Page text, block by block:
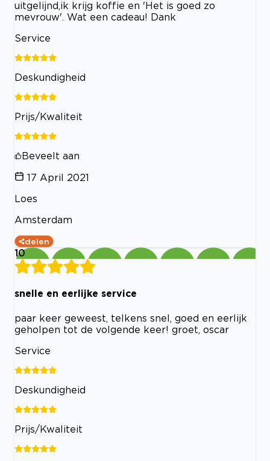
uitgelijnd,ik krijg koffie en 'Het is goed zo
mevrouw'. Wat een cadeau! Dank
Service
Deskundigheid
Prijs/Kwaliteit
Beveelt aan
17 April 2021
Loes
Amsterdam
delen
10
snelle en eerlijke service
paar keer geweest, telkens snel, goed en eerlijk
geholpen tot de volgende keer! groet, oscar
Service
Deskundigheid
Prijs/Kwaliteit